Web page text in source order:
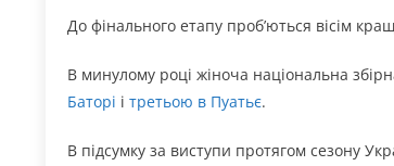
До фінального етапу проб’ються вісім
В минулому році жіноча національна
Баторі і третьою в Пуатьє.
В підсумку за виступи протягом сезону